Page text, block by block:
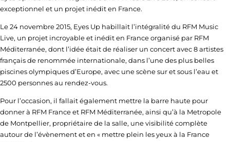
exceptionnel et un projet inédit en France.
Le 24 novembre 2015, Eyes Up habillait l’intégralité du RFM Music
Live, un projet incroyable et inédit en France organisé par RFM
Méditerranée, dont l’idée était de réaliser un concert avec 8 artistes
français de renommée internationale, dans l’une des plus belles
piscines olympiques d’Europe, avec une scène sur et sous l’eau et
2500 personnes au rendez-vous.
Pour l’occasion, il fallait également mettre la barre haute pour
donner à RFM France et RFM Méditerranée, ainsi qu’à la Metropole
de Montpellier, propriétaire de la salle, une visibilité complète
autour de l’évènement et en « mettre plein les yeux à la France